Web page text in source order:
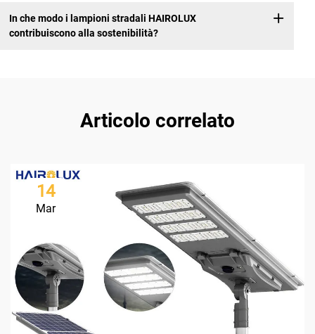
In che modo i lampioni stradali HAIROLUX
contribuiscono alla sostenibilità?
Articolo correlato
14
Mar